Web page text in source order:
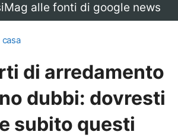
alle fonti di google news
di arredamento
dubbi: dovresti
subito questi